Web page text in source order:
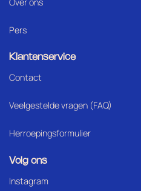
Pers
Klantenservice
Contact
Veelgestelde vragen (FAQ)
Herroepingsformulier
Volg ons
Instagram